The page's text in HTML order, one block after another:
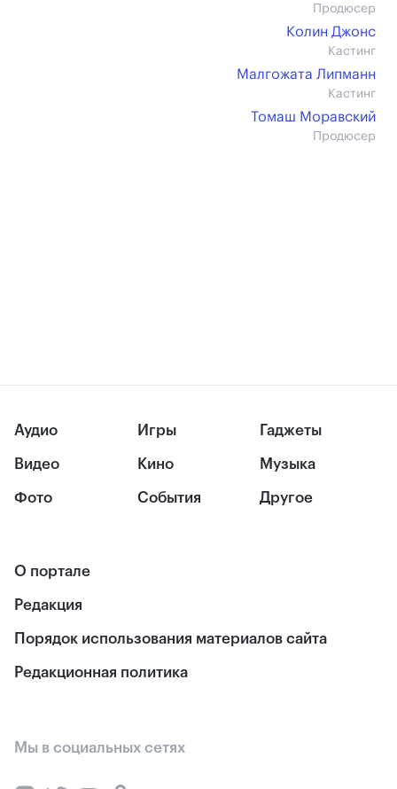
Продюсер
Колин Джонс
Кастинг
Малгожата Липманн
Кастинг
Томаш Моравский
Продюсер
Аудио
Видео
Фото
Игры
Кино
События
Гаджеты
Музыка
Другое
О портале
Редакция
Порядок использования материалов сайта
Редакционная политика
Мы в социальных сетях